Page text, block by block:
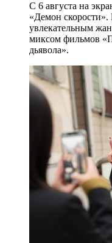
С 6 августа на
«Демон
увлекательным
миксом фильмов
дьявола».